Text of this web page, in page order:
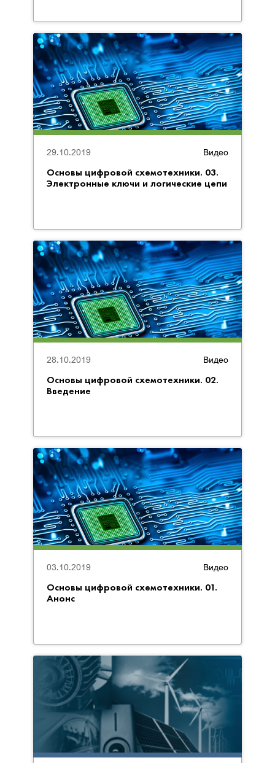
Видео
Основы цифровой схемотехники. 03.
Электронные ключи и логические цепи
29.10.2019
Видео
Основы цифровой схемотехники. 02.
Введение
28.10.2019
Видео
Основы цифровой схемотехники. 01.
Анонс
03.10.2019